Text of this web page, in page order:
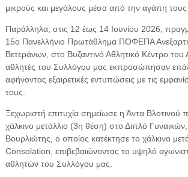
μικρούς και μεγάλους μέσα από την αγάπη τους
Παράλληλα, στις 12 έως 14 Ιουνίου 2026,
15ο Πανελλήνιο Πρωτάθλημα ΠΟΦΕΠΑ
Βετεράνων, στο Βυζαντινό Αθλητικό Κέντρο του
αθλητές του Συλλόγου μας εκπροσώπησαν
αφήνοντας εξαιρετικές εντυπώσεις με τις
τους.
Ξεχωριστή επιτυχία σημείωσε η Άντα Βλοτινού
χάλκινο μετάλλιο (3η θέση) στο Διπλό
Βουρλιώτης, ο οποίος κατέκτησε το χάλκινο
Consolation, επιβεβαιώνοντας το υψηλό
αθλητών του Συλλόγου μας.